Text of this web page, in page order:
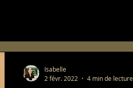
Isabelle
2 févr. 2022
4 min de lecture